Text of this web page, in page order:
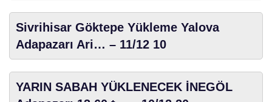
Sivrihisar Göktepe Yükleme Yalova
Adapazarı Ari… – 11/12 10
YARIN SABAH YÜKLENECEK İNEGÖL